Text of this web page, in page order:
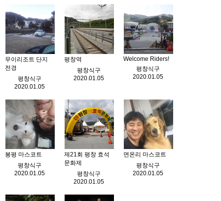
무이리조트 단지
전경
평창식구
2020.01.05
평창역
평창식구
2020.01.05
Welcome Riders!
평창식구
2020.01.05
봉평 마스코트
평창식구
2020.01.05
제21회 평창 효석
문화제
평창식구
2020.01.05
면온리 마스코트
평창식구
2020.01.05